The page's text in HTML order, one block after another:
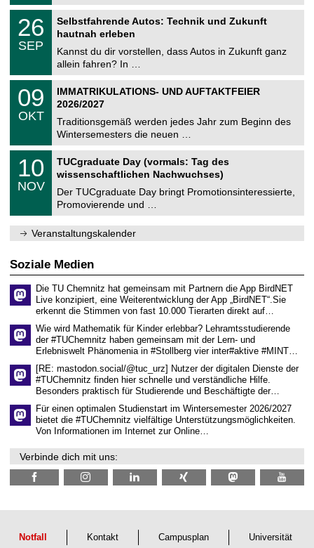
n2
0
2
6
n
2
6
.
0
2
0
2
6
26
SEP
Selbstfahrende Autos: Technik und Zukunft
hautnah erleben
Kannst du dir vorstellen, dass Autos in Zukunft ganz
allein fahren? In …
n
0
9
1
2
0
2
6
09
OKT
IMMATRIKULATIONS- UND AUFTAKTFEIER
2026/2027
Traditionsgemäß werden jedes Jahr zum Beginn des
Wintersemesters die neuen …
m
f
ü
d
e
w
s
e
n
c
h
a
t
i
h
n
h
1
.
1
0
2
10
NOV
TUCgraduate Day (vormals: Tag des
wissenschaftlichen Nachwuchses)
Der TUCgraduate Day bringt Promotionsinteressierte,
Promovierende und …
Veranstaltungskalender
Soziale Medien
Die TU Chemnitz hat gemeinsam mit Partnern die App BirdNET
Live konzipiert, eine Weiterentwicklung der App „BirdNET“.Sie
erkennt die Stimmen von fast 10.000 Tierarten direkt auf…
Wie wird Mathematik für Kinder erlebbar? Lehramtsstudierende
der #TUChemnitz haben gemeinsam mit der Lern- und
Erlebniswelt Phänomenia in #Stollberg vier inter#aktive #MINT…
[RE: mastodon.social/@tuc_urz] Nutzer der digitalen Dienste der
#TUChemnitz finden hier schnelle und verständliche Hilfe.
Besonders praktisch für Studierende und Beschäftigte der…
Für einen optimalen Studienstart im Wintersemester 2026/2027
bietet die #TUChemnitz vielfältige Unterstützungsmöglichkeiten.
Von Informationen im Internet zur Online…
Verbinde dich mit uns:
Notfall Kontakt Campusplan Universität